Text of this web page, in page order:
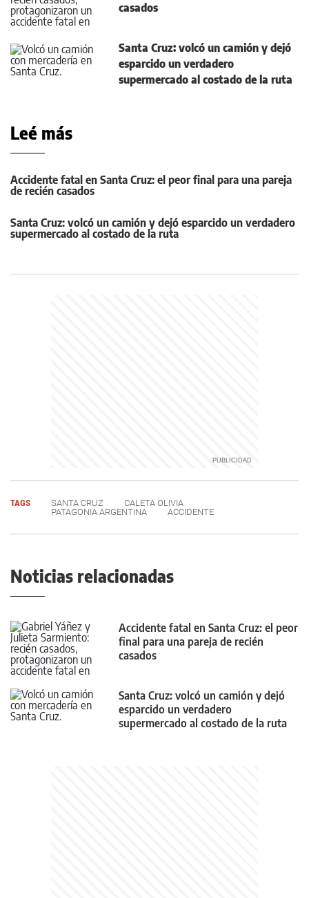
casados
Santa Cruz: volcó un camión y dejó
esparcido un verdadero
supermercado al costado de la ruta
Leé más
Accidente fatal en Santa Cruz: el peor final para una pareja
de recién casados
Santa Cruz: volcó un camión y dejó esparcido un verdadero
supermercado al costado de la ruta
TAGS SANTA CRUZ
CALETA OLIVIA
PATAGONIA ARGENTINA
ACCIDENTE
Noticias relacionadas
Accidente fatal en Santa Cruz: el peor
final para una pareja de recién
casados
Santa Cruz: volcó un camión y dejó
esparcido un verdadero
supermercado al costado de la ruta